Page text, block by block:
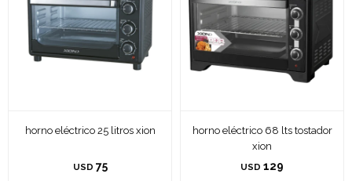
horno eléctrico 25 litros xion
USD 75
horno eléctrico 68 lts tostador
xion
USD 129